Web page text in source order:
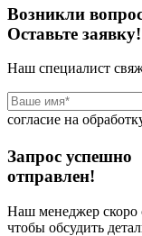
Возникли
Оставьте заявку!
Наш специалист
согласие на
Запрос успешно
отправлен!
Наш менеджер скоро
чтобы обсудить